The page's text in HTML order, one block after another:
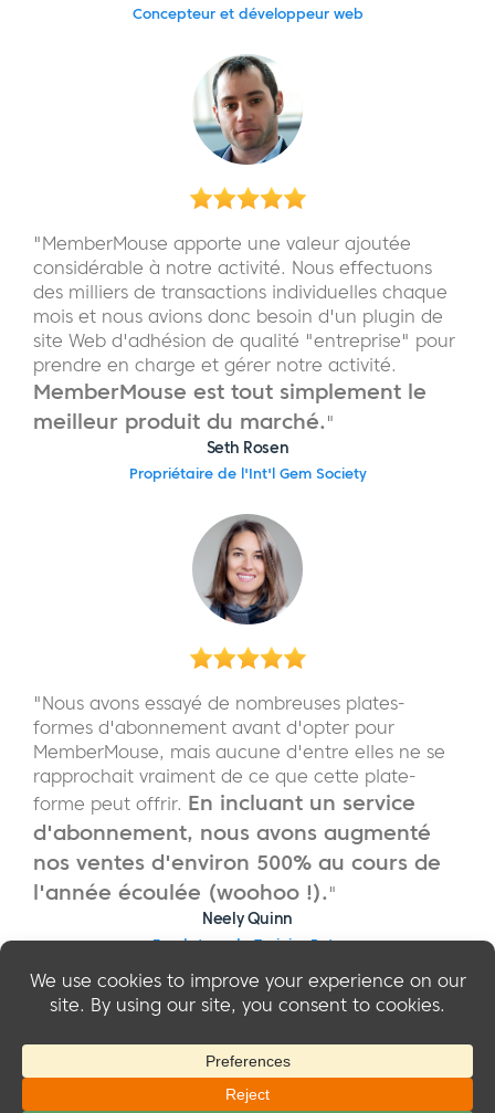
Concepteur et développeur web
"MemberMouse apporte une valeur ajoutée
considérable à notre activité. Nous effectuons
des milliers de transactions individuelles chaque
mois et nous avions donc besoin d'un plugin de
site Web d'adhésion de qualité "entreprise" pour
prendre en charge et gérer notre activité.
MemberMouse est tout simplement le
meilleur produit du marché."
Seth Rosen
Propriétaire de l'Int'l Gem Society
"Nous avons essayé de nombreuses plates-
formes d'abonnement avant d'opter pour
MemberMouse, mais aucune d'entre elles ne se
rapprochait vraiment de ce que cette plate-
forme peut offrir. En incluant un service
d'abonnement, nous avons augmenté
nos ventes d'environ 500% au cours de
l'année écoulée (woohoo !)."
Neely Quinn
Fondateur de TrainingBeta
© 2026 MemberMouse, LLCPolitique de confidentialité
Conditions générales d'utilisation